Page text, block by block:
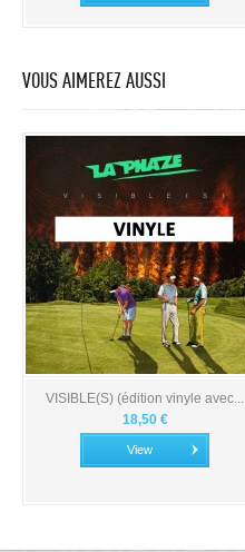
VOUS AIMEREZ AUSSI
VISIBLE(S) (édition vinyle avec...
18,50 €
View